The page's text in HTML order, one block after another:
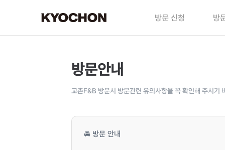
방문 신청 방
방문안내
교촌F&B 방문시 방문관련 유의사항을 꼭 확인해 주시기